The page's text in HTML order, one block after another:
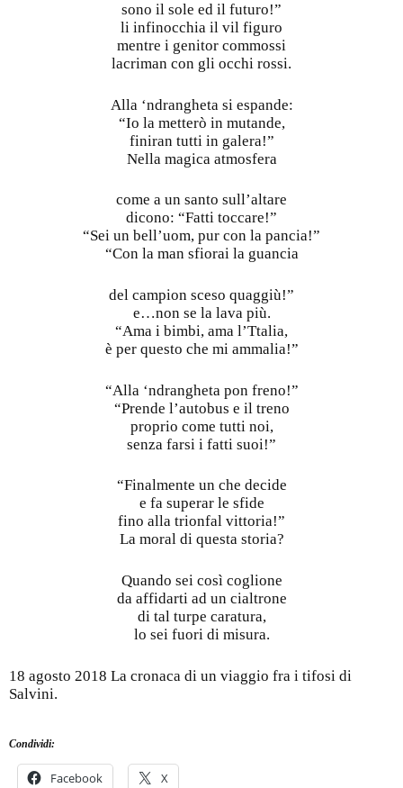
sono il sole ed il futuro!”
li infinocchia il vil figuro
mentre i genitor commossi
lacriman con gli occhi rossi.
Alla ‘ndrangheta si espande:
“Io la metterò in mutande,
finiran tutti in galera!”
Nella magica atmosfera
come a un santo sull’altare
dicono: “Fatti toccare!”
“Sei un bell’uom, pur con la pancia!”
“Con la man sfiorai la guancia
del campion sceso quaggiù!”
e…non se la lava più.
“Ama i bimbi, ama l’Ttalia,
è per questo che mi ammalia!”
“Alla ‘ndrangheta pon freno!”
“Prende l’autobus e il treno
proprio come tutti noi,
senza farsi i fatti suoi!”
“Finalmente un che decide
e fa superar le sfide
fino alla trionfal vittoria!”
La moral di questa storia?
Quando sei così coglione
da affidarti ad un cialtrone
di tal turpe caratura,
lo sei fuori di misura.
18 agosto 2018 La cronaca di un viaggio fra i tifosi di
Salvini.
Condividi:
Facebook X